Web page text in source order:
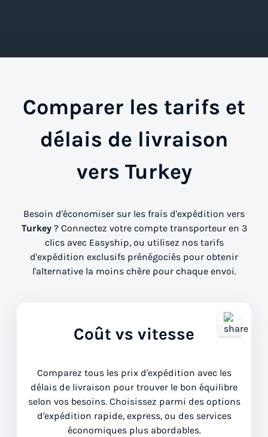
Comparer les tarifs et
délais de livraison
vers Turkey
Besoin d'économiser sur les frais d'expédition vers
Turkey? Connectez votre compte transporteur en 3
clics avec Easyship, ou utilisez nos tarifs
d'expédition exclusifs prénégociés pour obtenir
l'alternative la moins chère pour chaque envoi.
Coût vs vitesse
Comparez tous les prix d'expédition avec les
délais de livraison pour trouver le bon équilibre
selon vos besoins. Choisissez parmi des options
d'expédition rapide, express, ou des services
économiques plus abordables.